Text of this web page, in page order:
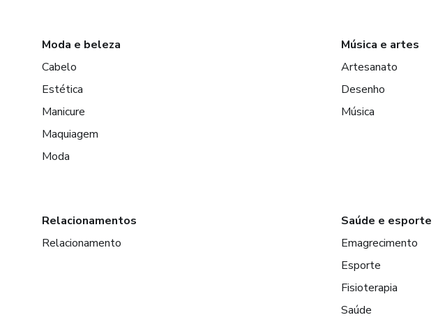
Moda e beleza
Cabelo
Estética
Manicure
Maquiagem
Moda
Música e artes
Artesanato
Desenho
Música
Relacionamentos
Relacionamento
Saúde e esporte
Emagrecimento
Esporte
Fisioterapia
Saúde